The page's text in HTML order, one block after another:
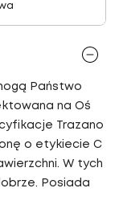
Państwo
na Oś
Trazano
o etykiecie C
W tych
Posiada